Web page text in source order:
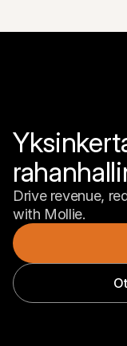
Drive revenue,
with Mollie.